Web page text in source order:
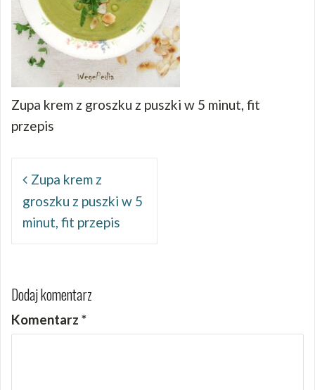
Zupa krem z groszku z puszki w 5 minut, fit
przepis
wpisuZupa krem z
groszku z puszki w 5
minut, fit przepis
Dodaj komentarz
Komentarz *